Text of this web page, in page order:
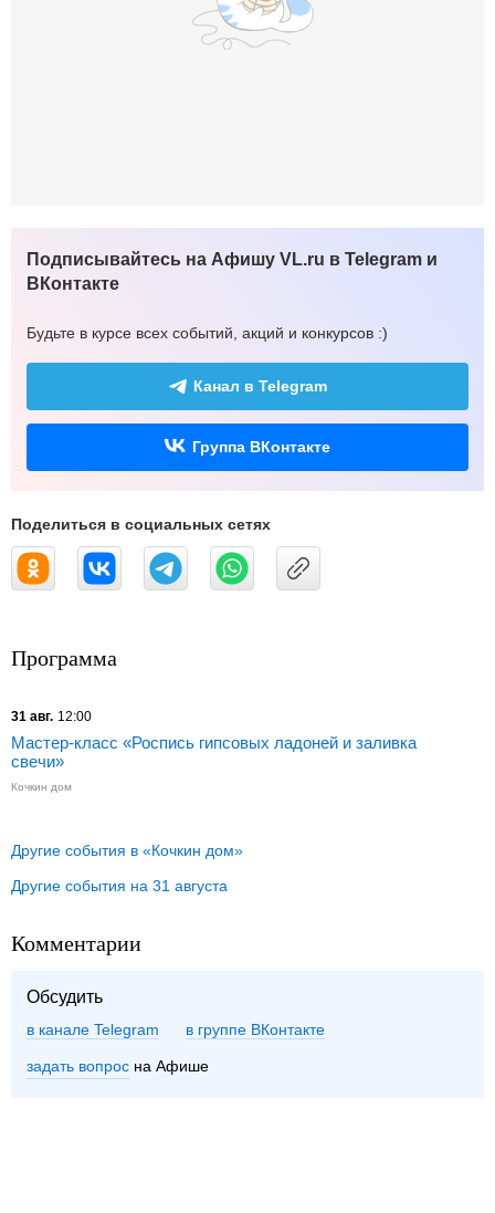
Подписывайтесь на Афишу VL.ru в Telegram и
ВКонтакте
Будьте в курсе всех событий, акций и конкурсов :)
Канал в Telegram
Группа ВКонтакте
Поделиться в социальных сетях
Программа
31 авг. 12:00
Мастер-класс «Роспись гипсовых ладоней и заливка
свечи»
Кочкин дом
Другие события в «Кочкин дом»
Другие события на 31 августа
Комментарии
Обсудить
в канале Telegram группе ВКонтакте
задать вопрос на Афише